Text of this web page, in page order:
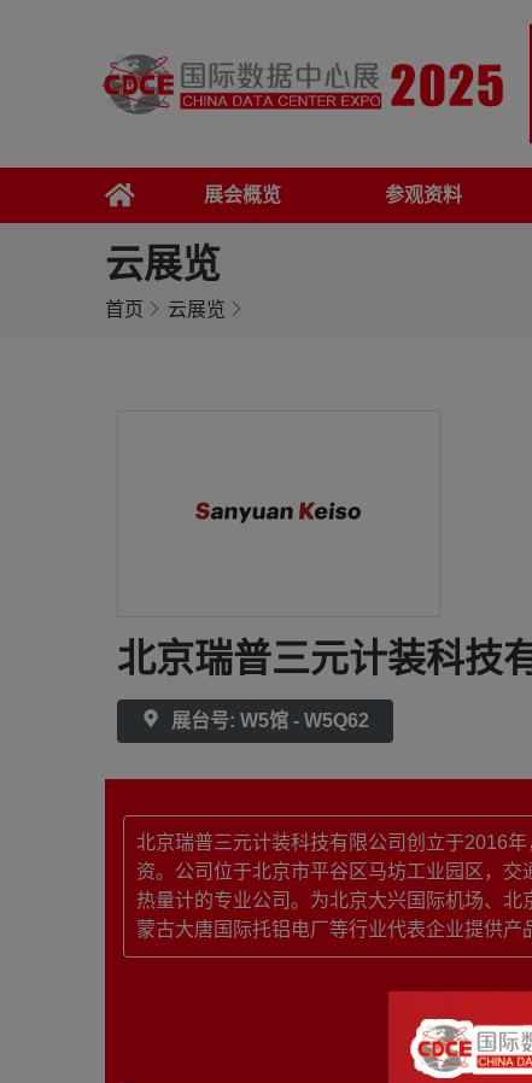
展会概览 参观资料
云展览
首页 云展览
北京瑞普三元计装科技
展台号: W5馆 - W5Q62
北京瑞普三元计装科技有限公司创立于2016
资。公司位于北京市平谷区马坊工业园区，
热量计的专业公司。为北京大兴国际机场、
蒙古大唐国际托铝电厂等行业代表企业提供产